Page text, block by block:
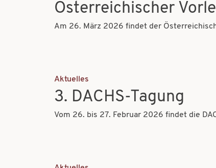
Österreichischer
Am 26. März 2026 findet der
Aktuelles
3. DACHS-Tagung
Vom 26. bis 27. Februar 2026 findet die